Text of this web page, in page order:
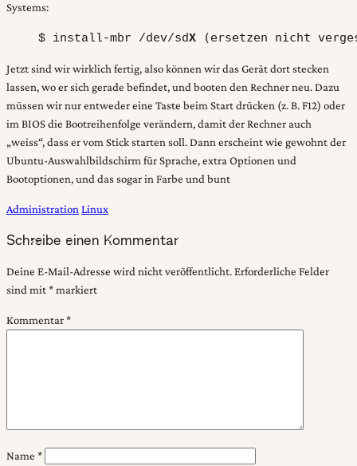
Systems:
$ install-mbr /dev/sdX
Jetzt sind wir wirklich fertig, also können wir das Gerät dort stecken
lassen, wo er sich gerade befindet, und booten den Rechner neu. Dazu
müssen wir nur entweder eine Taste beim Start drücken (z. B. F12) oder
im BIOS die Bootreihenfolge verändern, damit der Rechner auch
„weiss“, dass er vom Stick starten soll. Dann erscheint wie gewohnt der
Ubuntu-Auswahlbildschirm für Sprache, extra Optionen und
Bootoptionen, und das sogar in Farbe und bunt
Administration Linux
Schreibe einen Kommentar
Deine E-Mail-Adresse wird nicht veröffentlicht.Erforderliche Felder
sind mit*markiert
Kommentar*
Name *